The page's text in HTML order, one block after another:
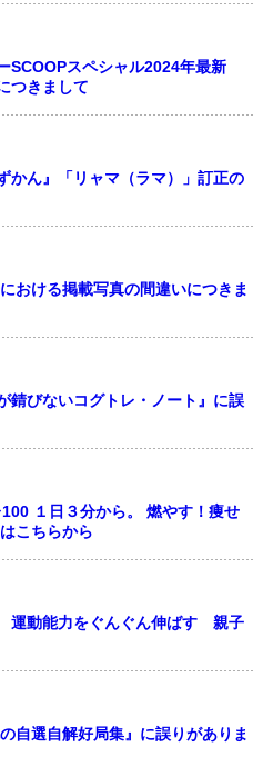
SCOOPスペシャル2024年最新
つきまして
かん』「リャマ（ラマ）」訂正の
おける掲載写真の間違いにつきま
錆びないコグトレ・ノート』に誤
１日３分から。 燃やす！痩せ
こちらから
運動能力をぐんぐん伸ばす 親子
自選自解好局集』に誤りがありま